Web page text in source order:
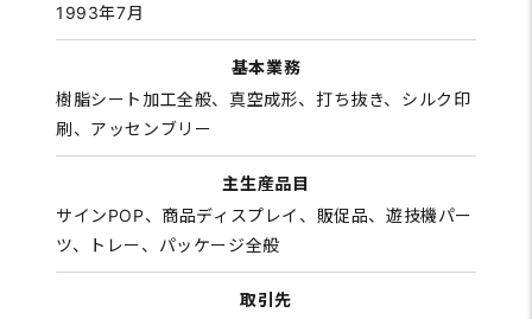
1993年7月
基本業務
樹脂シート加工全般、真空成形、打ち抜き、シルク印
刷、アッセンブリー
主生産品目
サインPOP、商品ディスプレイ、販促品、遊技機パー
ツ、トレー、パッケージ全般
取引先